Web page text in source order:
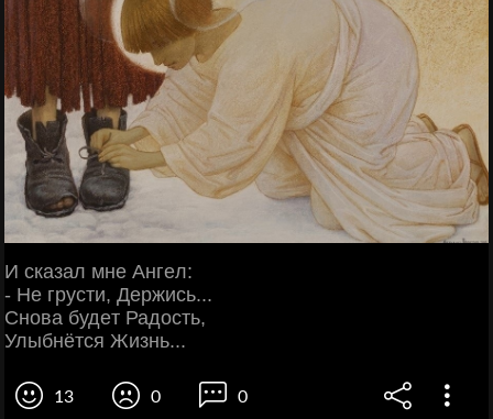
И сказал мнe Ангeл:
- Нe грусти, Дeржись...
Снова будeт Радость,
Улыбнётся Жизнь...
13 0 0